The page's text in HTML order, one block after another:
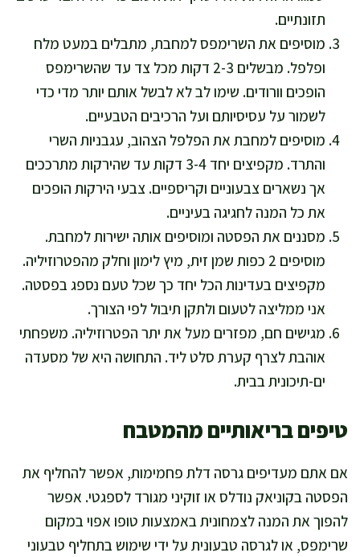
תזונתיים.
מוסיפים את השרימפס למחבת, מתבלים במעט מלח
ופלפל. מבשלים 2-3 דקות מכל צד עד שהשרימפס
הופכים וורודים. שימו לב לא לבשל אותם יותר מדי כדי
לשמור על עסיסיותם ועל הרכיבים הטבעיים.
מוסיפים למחבת את הפלפל הצהוב, עגבניות השרי
והתרד. מקפיצים יחד 3-4 דקות עד שהירקות מתרככים
אך נשארים צבעוניים וקריספיים. צבעי הירקות הופכים
את כל המנה לחגיגה בעיניים.
מסננים את הפסטה ומוסיפים אותה ישירות למחבת.
מוסיפים 2 כפות שמן זית, מיץ לימון וחלק מהפטרוזיליה.
מקפיצים בעדינות הכל יחד כך שכל טעם נספג בפסטה.
אני ממליצה לטעום ולתקן תיבול לפי הצורך.
מגישים חם, מפזרים מעל את יתר הפטרוזיליה. משפחתי
אוהבת לצרף קערת סלט ליד. התחושה היא של מסעדה
ים-תיכונית בבית.
טיפים בריאותיים מהמטבח
אם אתם מעדיפים גרסה דלת פחמימות, אפשר להחליף את
הפסטה בקוניאק נודלס או זוקיני מגורד לספגטי. אפשר
להפוך את המנה לצמחונית באמצעות טופו אפוי במקום
שרימפס, או לגרסה טבעונית על ידי שימוש בתחליף טבעוני